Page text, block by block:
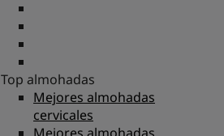
Top almohadas
Mejores almohadas
cervicales